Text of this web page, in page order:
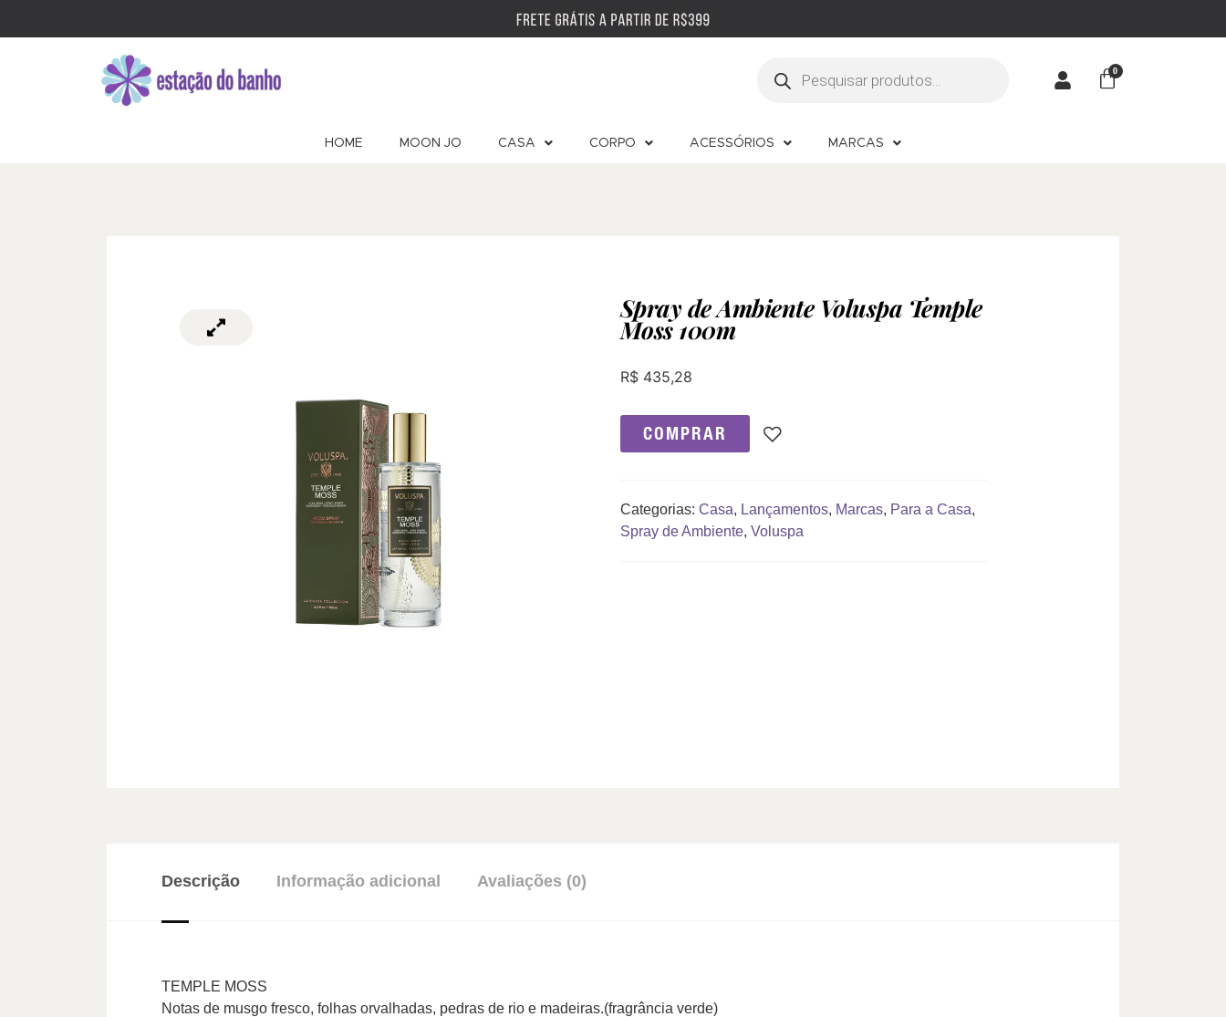
HOME MOON JO CASA CORPO ACESSÓRIOS MARCAS
Spray de Ambiente Voluspa Temple
Moss 100m
R$435,28
COMPRAR
Categorias: Casa, Lançamentos, Marcas, Para a Casa,
Spray de Ambiente, Voluspa
Descrição Informação adicional Avaliações (0)
TEMPLE MOSS
Notas de musgo fresco, folhas orvalhadas, pedras de rio e madeiras.(fragrância verde)